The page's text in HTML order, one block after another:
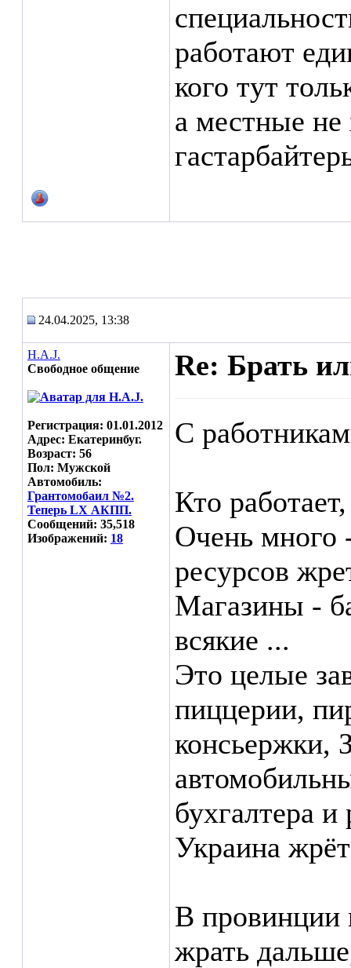
работают
кого тут
а местные не
24.04.2025, 13:38
H.A.J.
Свободное общение
Регистрация: 01.01.2012
Адрес: Екатеринбуг.
Возраст: 56
Пол: Мужской
Автомобиль:
Грантомобаил №2.
Теперь LX АКПП.
Сообщений: 35,518
Изображений: 18
Re: Брать
С
Кто
Очень много
ресурсов
Магазины -
всякие ...
Это целые
пиццерии,
консьержки,
бухгалтера
Украина
В провинции
жрать